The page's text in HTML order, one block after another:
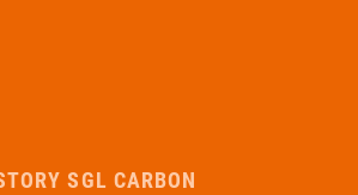
SGL CARBON